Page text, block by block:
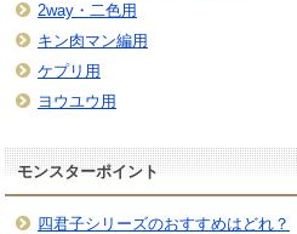
2way・二色用
キン肉マン編用
ケプリ用
ヨウユウ用
モンスターポイント
四君子シリーズのおすすめはどれ？